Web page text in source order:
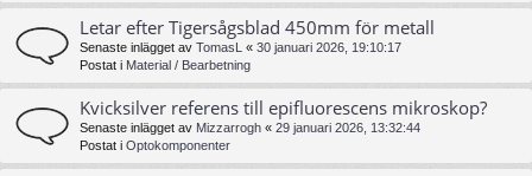
Letar efter Tigersågsblad 450mm för metall
Senaste inlägget av TomasL « 30 januari 2026, 19:10:17
Postat i Material / Bearbetning
Kvicksilver referens till epifluorescens mikroskop?
Senaste inlägget av Mizzarrogh « 29 januari 2026, 13:32:44
Postat i Optokomponenter